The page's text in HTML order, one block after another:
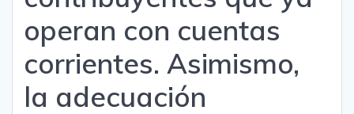
operan con cuentas
corrientes. Asimismo,
la adecuación